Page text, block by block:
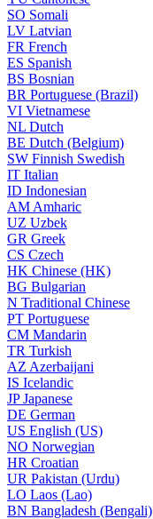
SO Somali
LV Latvian
FR French
ES Spanish
BS Bosnian
BR Portuguese (Brazil)
VI Vietnamese
NL Dutch
BE Dutch (Belgium)
SW Finnish Swedish
IT Italian
ID Indonesian
AM Amharic
UZ Uzbek
GR Greek
CS Czech
HK Chinese (HK)
BG Bulgarian
N Traditional Chinese
PT Portuguese
CM Mandarin
TR Turkish
AZ Azerbaijani
IS Icelandic
JPJapanese
DE German
US English (US)
NO Norwegian
HR Croatian
UR Pakistan (Urdu)
LO Laos (Lao)
BN Bangladesh (Bengali)